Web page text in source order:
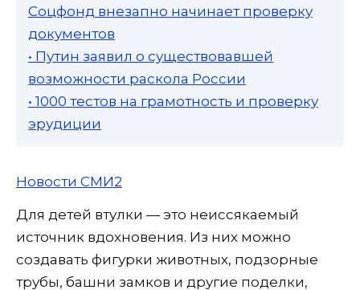
Соцфонд внезапно начинает проверку
документов
• Путин заявил о существовавшей
возможности раскола России
• 1000 тестов на грамотность и проверку
эрудиции
Новости СМИ2
Для детей втулки — это неиссякаемый
источник вдохновения. Из них можно
создавать фигурки животных, подзорные
трубы, башни замков и другие поделки,